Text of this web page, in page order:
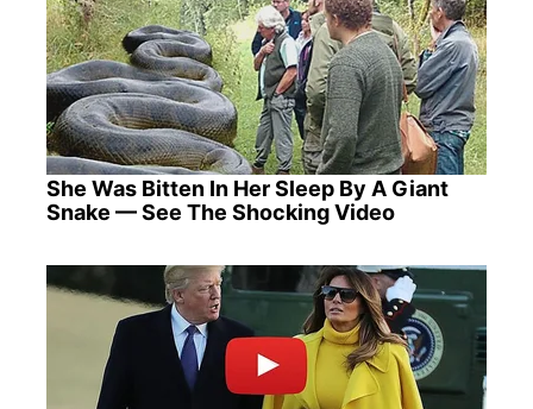
She Was Bitten In Her Sleep By A Giant
Snake — See The Shocking Video